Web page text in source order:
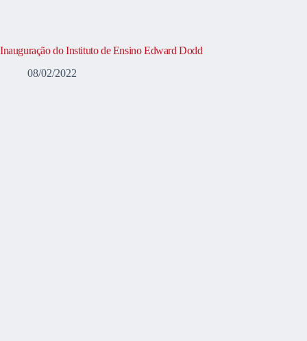
Inauguração do Instituto de Ensino Edward Dodd
08/02/2022